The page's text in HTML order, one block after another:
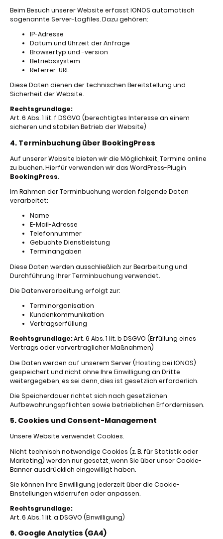
Beim Besuch unserer Website erfasst IONOS automatisch
sogenannte Server-Logfiles. Dazu gehören:
IP-Adresse
Datum und Uhrzeit der Anfrage
Browsertyp und -version
Betriebssystem
Referrer-URL
Diese Daten dienen der technischen Bereitstellung und
Sicherheit der Website.
Rechtsgrundlage:
Art. 6 Abs. 1 lit. f DSGVO (berechtigtes Interesse an einem
sicheren und stabilen Betrieb der Website)
4. Terminbuchung über BookingPress
Auf unserer Website bieten wir die Möglichkeit, Termine online
zu buchen. Hierfür verwenden wir das WordPress-Plugin
BookingPress.
Im Rahmen der Terminbuchung werden folgende Daten
verarbeitet:
Name
E-Mail-Adresse
Telefonnummer
Gebuchte Dienstleistung
Terminangaben
Diese Daten werden ausschließlich zur Bearbeitung und
Durchführung Ihrer Terminbuchung verwendet.
Die Datenverarbeitung erfolgt zur:
Terminorganisation
Kundenkommunikation
Vertragserfüllung
Rechtsgrundlage:Art. 6 Abs. 1 lit. b DSGVO (Erfüllung eines
Vertrags oder vorvertraglicher Maßnahmen)
Die Daten werden auf unserem Server (Hosting bei IONOS)
gespeichert und nicht ohne Ihre Einwilligung an Dritte
weitergegeben, es sei denn, dies ist gesetzlich erforderlich.
Die Speicherdauer richtet sich nach gesetzlichen
Aufbewahrungspflichten sowie betrieblichen Erfordernissen.
5. Cookies und Consent-Management
Unsere Website verwendet Cookies.
Nicht technisch notwendige Cookies (z. B. für Statistik oder
Marketing) werden nur gesetzt, wenn Sie über unser Cookie-
Banner ausdrücklich eingewilligt haben.
Sie können Ihre Einwilligung jederzeit über die Cookie-
Einstellungen widerrufen oder anpassen.
Rechtsgrundlage:
Art. 6 Abs. 1 lit. a DSGVO (Einwilligung)
6. Google Analytics (GA4)